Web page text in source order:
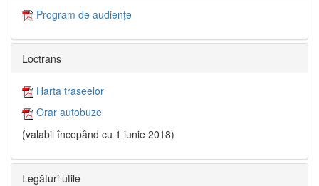
Program de audiențe
Loctrans
Harta traseelor
Orar autobuze
(valabil începând cu 1 iunie 2018)
Legături utile